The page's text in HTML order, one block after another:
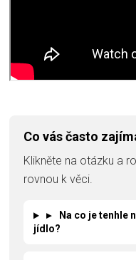
Co vás často
Klikněte na otázku a
rovnou k věci.
▸
Na co je tenhle
jídlo?